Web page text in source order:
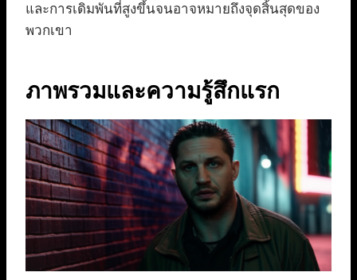
และการเดิมพันที่สูงขึ้นจนอาจหมายถึงจุดสิ้นสุดของ
พวกเขา
ภาพรวมและความรู้สึกแรก